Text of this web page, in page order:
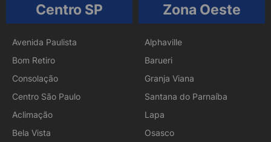
Centro SP
Avenida Paulista
Bom Retiro
Consolação
Centro São Paulo
Aclimação
Bela Vista
Zona Oeste
Alphaville
Barueri
Granja Viana
Santana do Parnaíba
Lapa
Osasco